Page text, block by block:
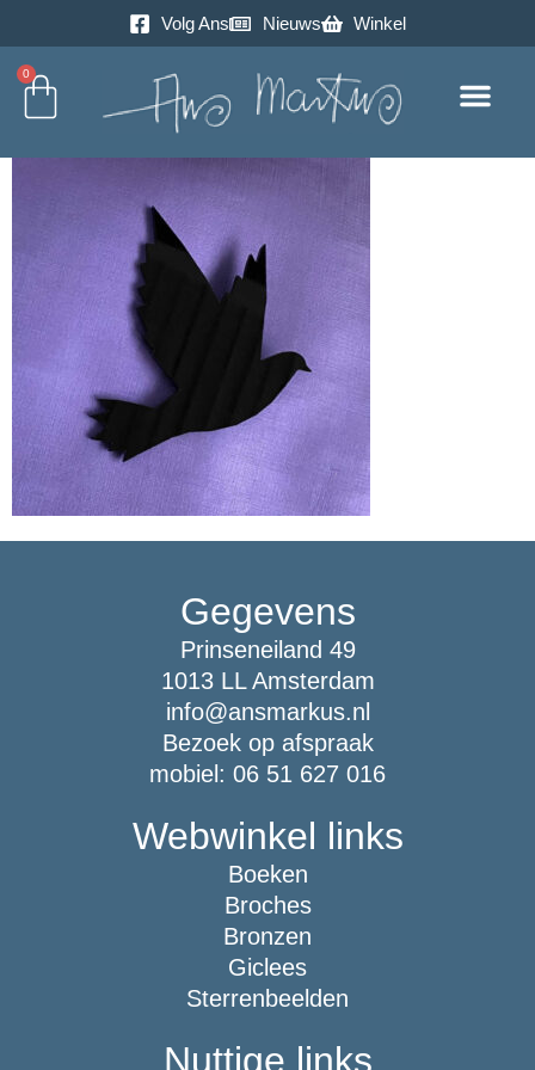
Volg Ans Nieuws Winkel
0
Gegevens
Prinseneiland 49
1013 LL Amsterdam
info@ansmarkus.nl
Bezoek op afspraak
mobiel: 06 51 627 016
Webwinkel links
Boeken
Broches
Bronzen
Giclees
Sterrenbeelden
Nuttige links